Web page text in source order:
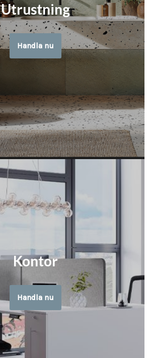
Utrustning
Handla nu
Kontor
Handla nu